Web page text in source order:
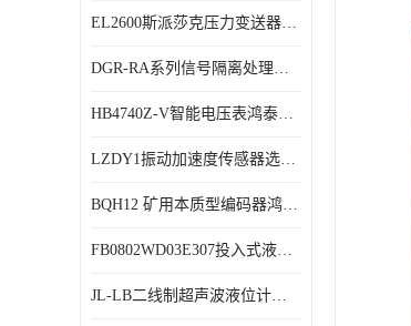
EL2600斯派莎克压力变送器技术规格
DGR-RA系列信号隔离处理器鸿泰产品技术规格
HB4740Z-V智能电压表鸿泰产品外形美观大方
LZDY1振动加速度传感器选型资料
BQH12 矿用本质型编码器鸿泰产品实物展示
FB0802WD03E307投入式液位计鸿泰产品选型参数
JL-LB二线制超声波液位计鸿泰产品外形美观大方